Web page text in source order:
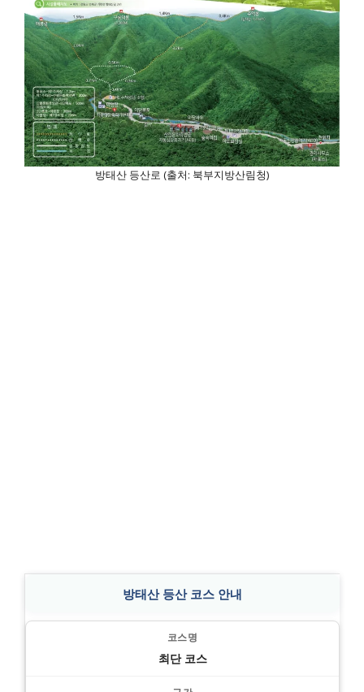
방태산 등산로 (출처: 북부지방산림청)
방태산 등산 코스 안내
최단 코스